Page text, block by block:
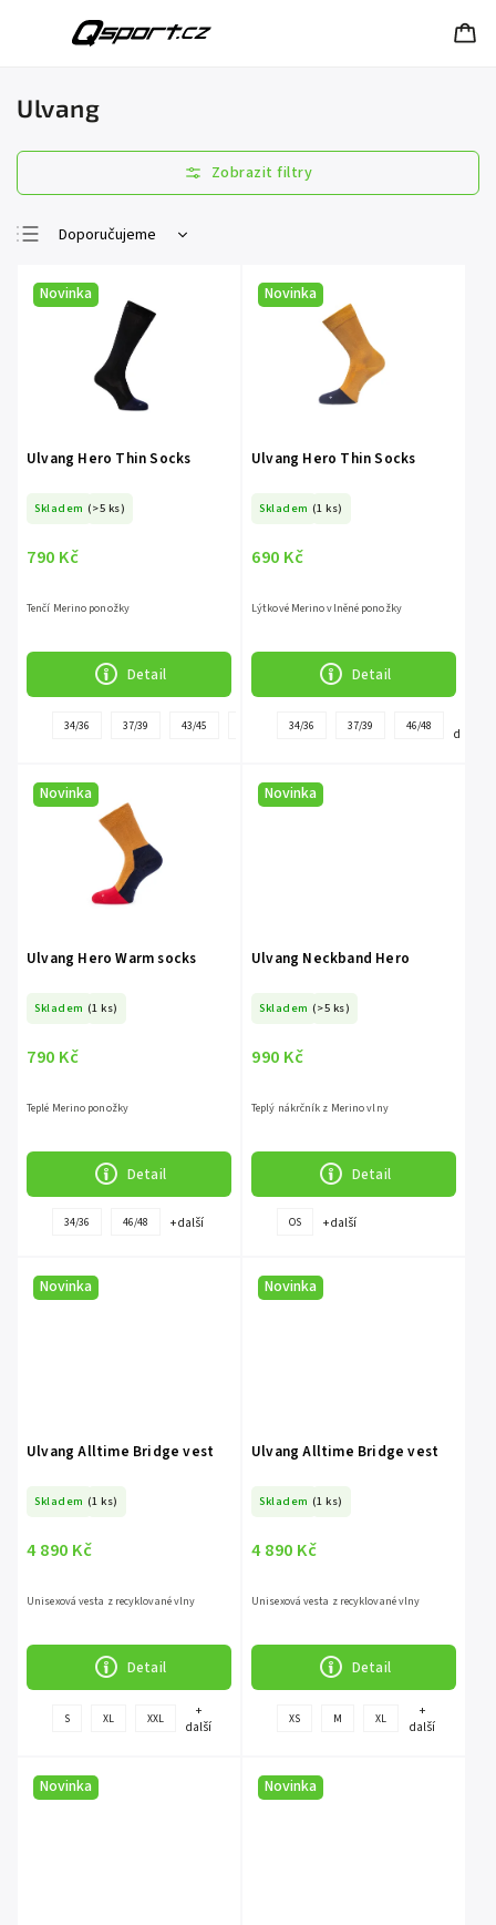
Ulvang
Doporučujeme
Nejdražší
Nejprodávanější
Abecedně
Novinka
Ulvang Hero Thin Socks
Skladem (>5 ks)
790 Kč
Detail
Tenčí Merino ponožky
34/36 37/39 43/45 46/48
+
další
Novinka
Ulvang Hero Thin Socks
Skladem (1 ks)
690 Kč
Detail
Lýtkové Merino vlněné ponožky
34/36 37/39 46/48
další
Novinka
Ulvang Hero Warm socks
Skladem (1 ks)
790 Kč
Detail
Teplé Merino ponožky
34/36 46/48 + další
Novinka
Ulvang Neckband Hero
Skladem (>5 ks)
990 Kč
Detail
Teplý nákrčník z Merino vlny
OS + další
Novinka
Ulvang Alltime Bridge vest
Skladem (1 ks)
4 890 Kč
Detail
Unisexová vesta z recyklované vlny
S XL XXL
+
další
Novinka
Ulvang Alltime Bridge vest
Skladem (1 ks)
4 890 Kč
Detail
Unisexová vesta z recyklované vlny
XS M XL
+
další
Novinka Novinka